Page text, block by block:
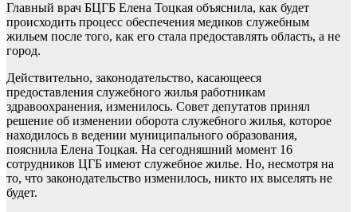
Главный врач БЦГБ Елена Тоцкая объяснила, как будет
происходить процесс обеспечения медиков служебным
жильем после того, как его стала предоставлять область, а не
город.
Действительно, законодательство, касающееся
предоставления служебного жилья работникам
здравоохранения, изменилось. Совет депутатов принял
решение об изменении оборота служебного жилья, которое
находилось в ведении муниципального образования,
пояснила Елена Тоцкая. На сегодняшний момент 16
сотрудников ЦГБ имеют служебное жилье. Но, несмотря на
то, что законодательство изменилось, никто их выселять не
будет.